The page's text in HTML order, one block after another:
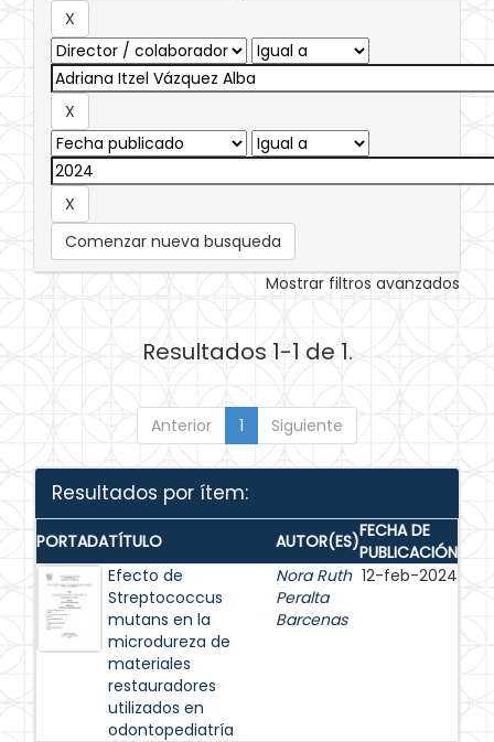
Comenzar nueva busqueda
Mostrar filtros avanzados
Resultados 1-1 de 1.
Anterior 1 Siguiente
Resultados por ítem:
PORTADATÍTULO AUTOR(ES)FECHA DE
PUBLICACIÓN
Efecto de
Streptococcus
mutans en la
microdureza de
materiales
restauradores
utilizados en
odontopediatría
Nora Ruth
Peralta
Barcenas
12-feb-2024